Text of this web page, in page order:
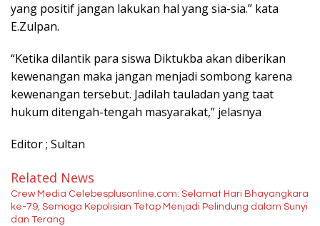
yang positif jangan lakukan hal yang sia-sia.” kata
E.Zulpan.
“Ketika dilantik para siswa Diktukba akan diberikan
kewenangan maka jangan menjadi sombong karena
kewenangan tersebut. Jadilah tauladan yang taat
hukum ditengah-tengah masyarakat,” jelasnya
Editor ; Sultan
Related News
Crew Media Celebesplusonline.com: Selamat Hari Bhayangkara
ke-79, Semoga Kepolisian Tetap Menjadi Pelindung dalam Sunyi
dan Terang